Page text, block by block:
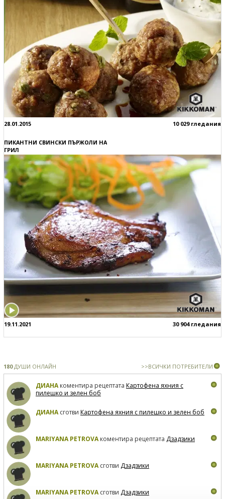
28.01.2015 10 029 гледания
ПИКАНТНИ СВИНСКИ ПЪРЖОЛИ НА
ГРИЛ
19.11.2021 30 904 гледания
180ДУШИ ОНЛАЙН >>ВСИЧКИ ПОТРЕБИТЕЛИ
ДИАНАкоментира рецептата Картофена яхния с
пилешко и зелен боб
ДИАНАсготви Картофена яхния с пилешко и зелен боб
MARIYANA PETROVAкоментира рецептата Дзадзики
MARIYANA PETROVAсготви Дзадзики
MARIYANA PETROVAсготви Дзадзики